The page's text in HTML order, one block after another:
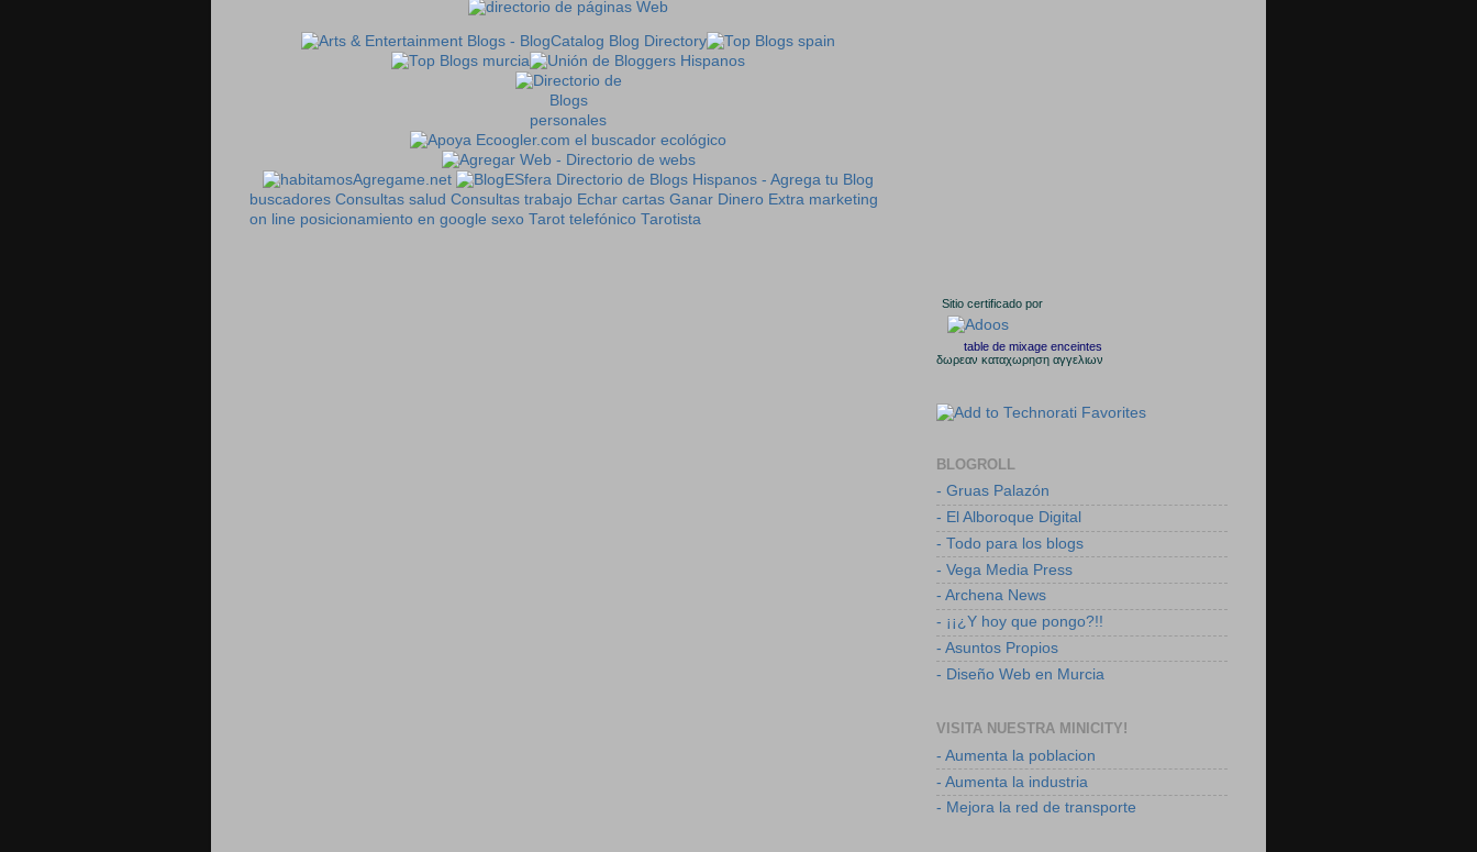
Agregame.net
buscadores Consultas salud Consultas trabajo Echar cartas Ganar Dinero Extra marketing
on line posicionamiento en google sexo Tarot telefónico Tarotista
Sitio certificado por
table de mixage enceintes
δωρεαν καταχωρηση αγγελιων
BLOGROLL
- Gruas Palazón
- El Alboroque Digital
- Todo para los blogs
- Vega Media Press
- Archena News
- ¡¡¿Y hoy que pongo?!!
- Asuntos Propios
- Diseño Web en Murcia
VISITA NUESTRA MINICITY!
- Aumenta la poblacion
- Aumenta la industria
- Mejora la red de transporte